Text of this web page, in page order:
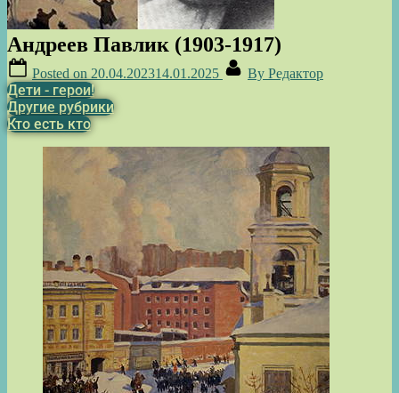
Андреев Павлик (1903-1917)
Posted on 20.04.202314.01.2025 By Редактор
Дети - герои!
Другие рубрики
Кто есть кто